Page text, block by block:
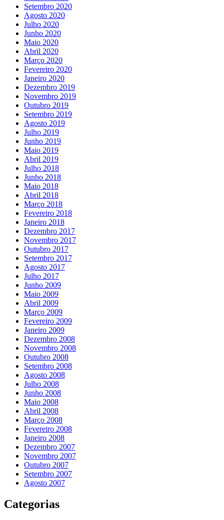
Setembro 2020
Agosto 2020
Julho 2020
Junho 2020
Maio 2020
Abril 2020
Março 2020
Fevereiro 2020
Janeiro 2020
Dezembro 2019
Novembro 2019
Outubro 2019
Setembro 2019
Agosto 2019
Julho 2019
Junho 2019
Maio 2019
Abril 2019
Julho 2018
Junho 2018
Maio 2018
Abril 2018
Março 2018
Fevereiro 2018
Janeiro 2018
Dezembro 2017
Novembro 2017
Outubro 2017
Setembro 2017
Agosto 2017
Julho 2017
Junho 2009
Maio 2009
Abril 2009
Março 2009
Fevereiro 2009
Janeiro 2009
Dezembro 2008
Novembro 2008
Outubro 2008
Setembro 2008
Agosto 2008
Julho 2008
Junho 2008
Maio 2008
Abril 2008
Março 2008
Fevereiro 2008
Janeiro 2008
Dezembro 2007
Novembro 2007
Outubro 2007
Setembro 2007
Agosto 2007
Categorias